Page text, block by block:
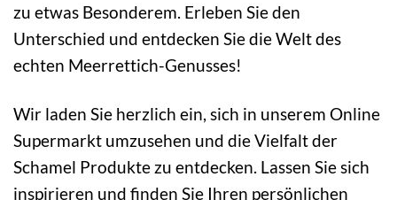
zu etwas Besonderem. Erleben Sie den
Unterschied und entdecken Sie die Welt des
echten Meerrettich-Genusses!
Wir laden Sie herzlich ein, sich in unserem Online
Supermarkt umzusehen und die Vielfalt der
Schamel Produkte zu entdecken. Lassen Sie sich
inspirieren und finden Sie Ihren persönlichen